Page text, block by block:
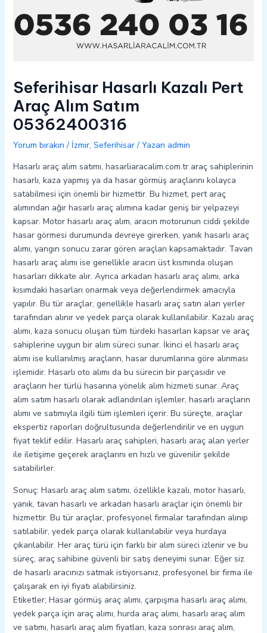
Seferihisar Hasarlı Kazalı Pert
Araç Alım Satım
05362400316
Yorum bırakın / İzmir, Seferihisar/ Yazan admin
Hasarlı araç alım satımı, hasarliaracalim.com.tr araç sahiplerinin
hasarlı, kaza yapmış ya da hasar görmüş araçlarını kolayca
satabilmesi için önemli bir hizmettir. Bu hizmet, pert araç
alımından ağır hasarlı araç alımına kadar geniş bir yelpazeyi
kapsar. Motor hasarlı araç alım, aracın motorunun ciddi şekilde
hasar görmesi durumunda devreye girerken, yanık hasarlı araç
alımı, yangın sonucu zarar gören araçları kapsamaktadır. Tavan
hasarlı araç alımı ise genellikle aracın üst kısmında oluşan
hasarları dikkate alır. Ayrıca arkadan hasarlı araç alımı, arka
kısımdaki hasarları onarmak veya değerlendirmek amacıyla
yapılır. Bu tür araçlar, genellikle hasarlı araç satın alan yerler
tarafından alınır ve yedek parça olarak kullanılabilir. Kazalı araç
alımı, kaza sonucu oluşan tüm türdeki hasarları kapsar ve araç
sahiplerine uygun bir alım süreci sunar. İkinci el hasarlı araç
alımı ise kullanılmış araçların, hasar durumlarına göre alınması
işlemidir. Hasarlı oto alımı da bu sürecin bir parçasıdır ve
araçların her türlü hasarına yönelik alım hizmeti sunar. Araç
alım satım hasarlı olarak adlandırılan işlemler, hasarlı araçların
alımı ve satımıyla ilgili tüm işlemleri içerir. Bu süreçte, araçlar
ekspertiz raporları doğrultusunda değerlendirilir ve en uygun
fiyat teklif edilir. Hasarlı araç sahipleri, hasarlı araç alan yerler
ile iletişime geçerek araçlarını en hızlı ve güvenilir şekilde
satabilirler.
Sonuç: Hasarlı araç alım satımı, özellikle kazalı, motor hasarlı,
yanık, tavan hasarlı ve arkadan hasarlı araçlar için önemli bir
hizmettir. Bu tür araçlar, profesyonel firmalar tarafından alınıp
satılabilir, yedek parça olarak kullanılabilir veya hurdaya
çıkarılabilir. Her araç türü için farklı bir alım süreci izlenir ve bu
süreç, araç sahibine güvenli bir satış deneyimi sunar. Eğer siz
de hasarlı aracınızı satmak istiyorsanız, profesyonel bir firma ile
çalışarak en iyi fiyatı alabilirsiniz.
Etiketler; Hasar görmüş araç alımı, çarpışma hasarlı araç alımı,
yedek parça için araç alımı, hurda araç alımı, hasarlı araç alım
ve satımı, hasarlı araç alım fiyatları, kaza sonrası araç alım,